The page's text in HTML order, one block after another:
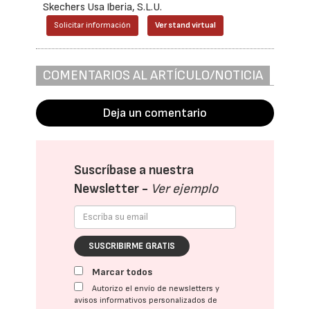
Skechers Usa Iberia, S.L.U.
Solicitar información Ver stand virtual
COMENTARIOS AL ARTÍCULO/NOTICIA
Deja un comentario
Suscríbase a nuestra
Newsletter - Ver ejemplo
SUSCRIBIRME GRATIS
Marcar todos
Autorizo el envío de newsletters y
avisos informativos personalizados de